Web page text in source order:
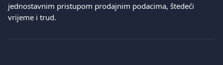
jednostavnim pristupom prodajnim podacima, štedeći
vrijeme i trud.